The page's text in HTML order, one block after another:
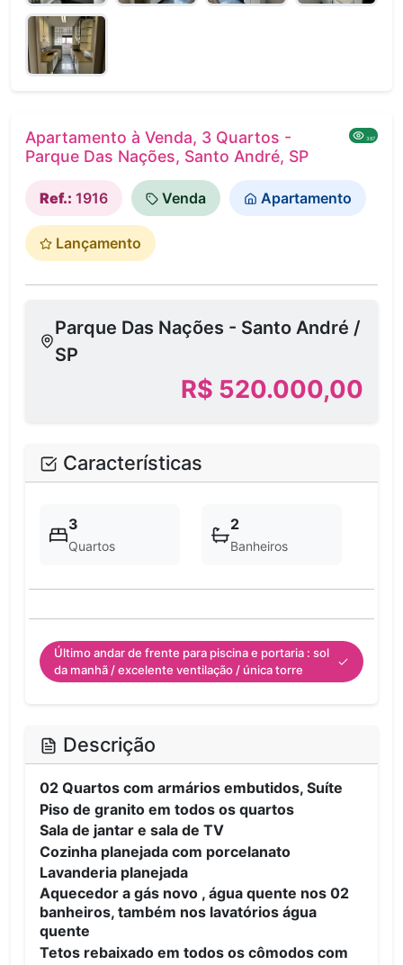
Apartamento à Venda, 3 Quartos -
Parque Das Nações, Santo André, SP
387
Ref.: 1916 Venda Apartamento
Lançamento
Parque Das Nações - Santo André /
SP
R$ 520.000,00
Características
3
Quartos
2
Banheiros
Último andar de frente para piscina e portaria : sol
da manhã / excelente ventilação / única torre
Descrição
02 Quartos com armários embutidos, Suíte
Piso de granito em todos os quartos
Sala de jantar e sala de TV
Cozinha planejada com porcelanato
Lavanderia planejada
Aquecedor a gás novo , água quente nos 02
banheiros, também nos lavatórios água
quente
Tetos rebaixado em todos os cômodos com